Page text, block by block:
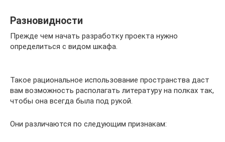
Разновидности
Прежде чем начать разработку проекта нужно
определиться с видом шкафа.
Такое рациональное использование пространства даст
вам возможность располагать литературу на полках так,
чтобы она всегда была под рукой.
Они различаются по следующим признакам: